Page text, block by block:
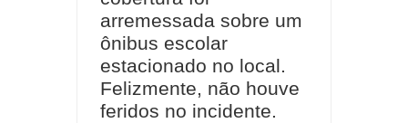
arremessada sobre um
ônibus escolar
estacionado no local.
Felizmente, não houve
feridos no incidente.